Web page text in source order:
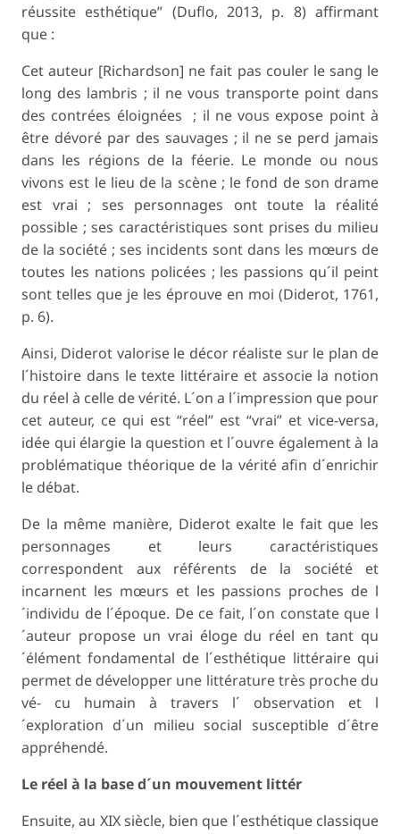
réussite esthétique” (Duflo, 2013, p. 8) affirmant
que :
Cet auteur [Richardson] ne fait pas couler le sang le
long des lambris ; il ne vous transporte point dans
des contrées éloignées ; il ne vous expose point à
être dévoré par des sauvages ; il ne se perd jamais
dans les régions de la féerie. Le monde ou nous
vivons est le lieu de la scène ; le fond de son drame
est vrai ; ses personnages ont toute la réalité
possible ; ses caractéristiques sont prises du milieu
de la société ; ses incidents sont dans les mœurs de
toutes les nations policées ; les passions qu´il peint
sont telles que je les éprouve en moi (Diderot, 1761,
p. 6).
Ainsi, Diderot valorise le décor réaliste sur le plan de
l´histoire dans le texte littéraire et associe la notion
du réel à celle de vérité. L´on a l´impression que pour
cet auteur, ce qui est “réel” est “vrai” et vice-versa,
idée qui élargie la question et l´ouvre également à la
problématique théorique de la vérité afin d´enrichir
le débat.
De la même manière, Diderot exalte le fait que les
personnages et leurs caractéristiques
correspondent aux référents de la société et
incarnent les mœurs et les passions proches de l
´individu de l´époque. De ce fait, l´on constate que l
´auteur propose un vrai éloge du réel en tant qu
´élément fondamental de l´esthétique littéraire qui
permet de développer une littérature très proche du
vé- cu humain à travers l´ observation et l
´exploration d´un milieu social susceptible d´être
appréhendé.
Le réel à la base d´un mouvement littér
Ensuite, au XIX siècle, bien que l´esthétique classique